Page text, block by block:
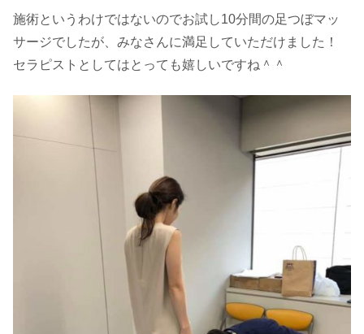
施術というわけではないのでお試し10分間の足つぼマッ
サージでしたが、みなさんに満足していただけました！
セラピストとしてはとっても嬉しいですね＾＾